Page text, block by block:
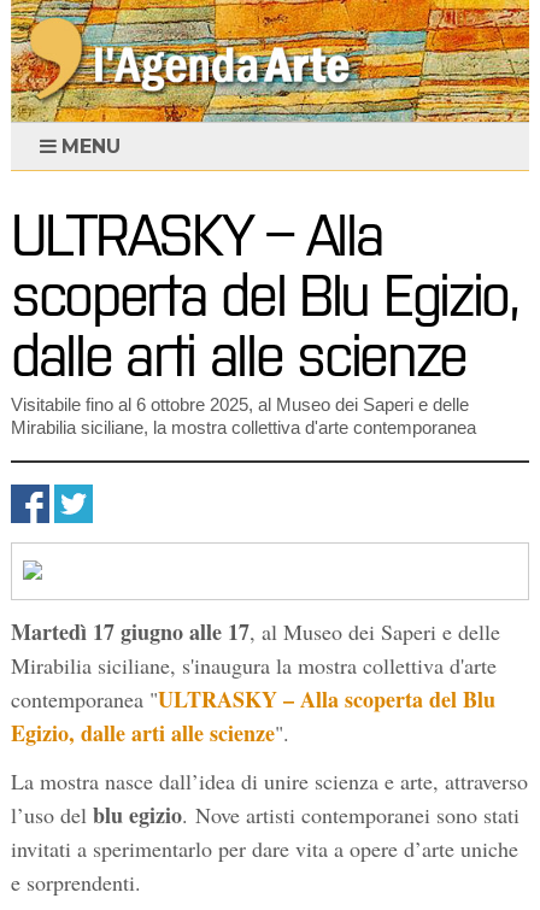
MENU
ULTRASKY – Alla
scoperta del Blu Egizio,
dalle arti alle scienze
Visitabile fino al 6 ottobre 2025, al Museo dei Saperi e delle
Mirabilia siciliane, la mostra collettiva d'arte contemporanea
Martedì 17 giugno alle 17, al Museo dei Saperi e delle
Mirabilia siciliane, s'inaugura la mostra collettiva d'arte
contemporanea "ULTRASKY – Alla scoperta del Blu
Egizio, dalle arti alle scienze".
La mostra nasce dall’idea di unire scienza e arte, attraverso
l’uso del blu egizio. Nove artisti contemporanei sono stati
invitati a sperimentarlo per dare vita a opere d’arte uniche
e sorprendenti.